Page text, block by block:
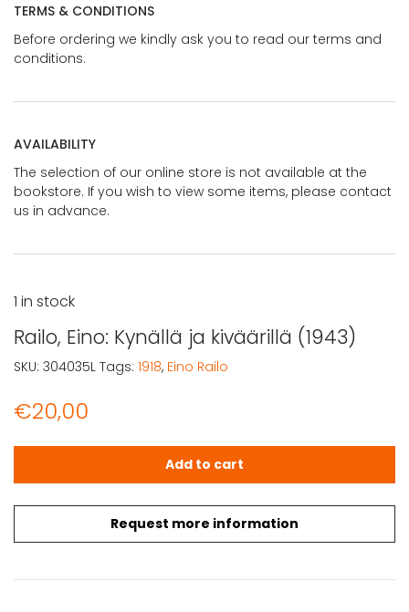
TERMS & CONDITIONS
Before ordering we kindly ask you to read our terms and
conditions.
AVAILABILITY
The selection of our online store is not available at the
bookstore. If you wish to view some items, please contact
us in advance.
Railo, Eino: Kynällä ja kiväärillä (1943)
€20,00
Request more information
1 in stock
Railo, Eino: Kynällä ja kiväärillä (1943) quantity
Add to cart
SKU: 304035L Tags: 1918, Eino Railo